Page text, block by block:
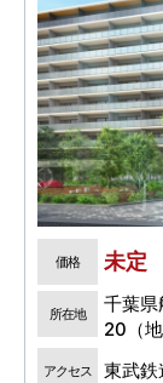
価格 未定
所在地
千葉
20（地
アクセス 東武